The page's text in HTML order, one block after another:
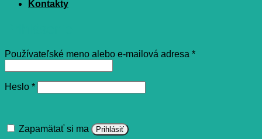
Kontakty
Používateľské meno alebo e-mailová adresa *Povinné
Heslo *Povinné
Zapamätať si ma Prihlásiť